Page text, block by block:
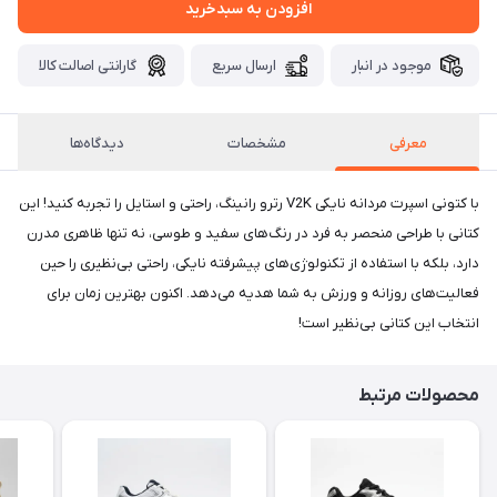
افزودن به سبدخرید
موجود در انبار ارسال سریع گارانتی اصالت کالا
معرفی مشخصات دیدگاه‌ها
با کتونی اسپرت مردانه نایکی V2K رترو رانینگ، راحتی و استایل را تجربه کنید! این
کتانی با طراحی منحصر به فرد در رنگ‌های سفید و طوسی، نه تنها ظاهری مدرن
دارد، بلکه با استفاده از تکنولوژی‌های پیشرفته نایکی، راحتی بی‌نظیری را حین
فعالیت‌های روزانه و ورزش به شما هدیه می‌دهد. اکنون بهترین زمان برای
انتخاب این کتانی بی‌نظیر است!
محصولات مرتبط